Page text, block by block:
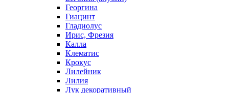
Георгина
Гиацинт
Гладиолус
Ирис, Фрезия
Калла
Клематис
Крокус
Лилейник
Лилия
Лук декоративный